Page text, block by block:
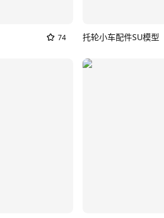
74 托轮小车配件SU模型